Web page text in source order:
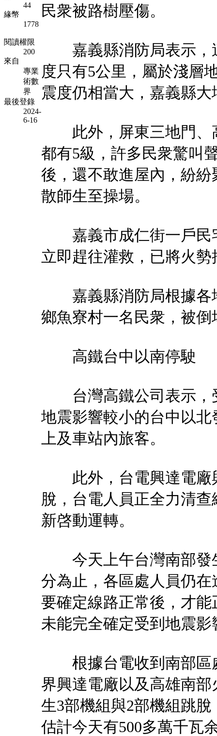
44
緣幣
1778
閱讀權限
200
來自
專業
術數
界
最後登錄
2024-
6-16
民衆被路樹壓傷。
嘉義縣消防局表示，
度只有5公里，屬於淺層
震度仍相當大，嘉義縣
此外，屏東三地門、
都有5級，許多民衆驚叫
後，還不敢進屋內，紛
散師生至操場。
嘉義市成仁街一戶民
立即趕往灌救，已將火
嘉義縣消防局根據各
鄉魚寮村一名民衆，被
高鐵台中以南停駛
台灣高鐵公司表示，
地震影響較小的台中以
上及車站內旅客。
此外，台電興達電廠
脫，台電人員正全力清
新啓動運轉。
今天上午台灣南部發
分為止，各區處人員仍
要確定線路正常後，才
未能完全確定受到地震
根據台電收到南部區
界興達電廠以及高雄南
生3部機組與2部機組跳
估計今天有500多萬千瓦